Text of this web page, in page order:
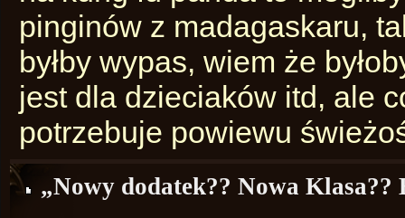
pinginów z madagaskaru,
byłby wypas, wiem że
jest dla dzieciaków itd, ale
potrzebuje powiewu
„Nowy dodatek?? Nowa Klasa??